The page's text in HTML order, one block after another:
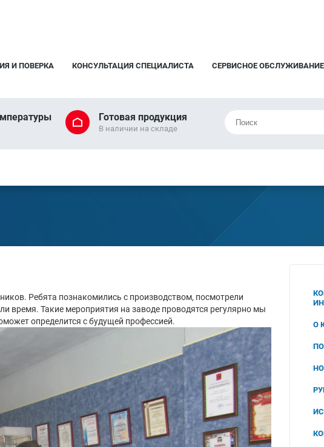
И ПОВЕРКА КОНСУЛЬТАЦИЯ СПЕЦИАЛИСТА СЕРВИСНОЕ ОБСЛУЖИВАНИЕ
Готовая продукция
В наличии на складе
Ребята познакомились с производством, посмотрели
время. Такие мероприятия на заводе проводятся регулярно мы
определится с будущей профессией.
О